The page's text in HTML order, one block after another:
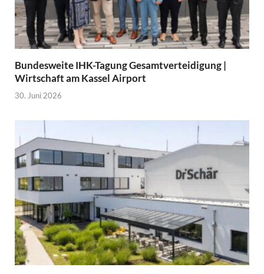
Bundesweite IHK-Tagung Gesamtverteidigung |
Wirtschaft am Kassel Airport
30. Juni 2026